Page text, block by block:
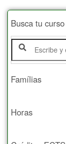
Busca tu curso
Famílias
Horas